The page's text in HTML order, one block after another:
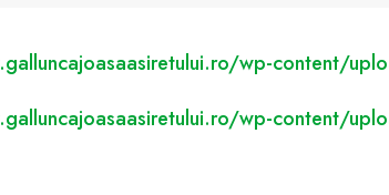
wp-content/
wp-content/